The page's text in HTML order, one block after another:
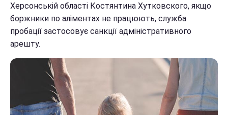
Херсонській області Костянтина Хутковского, якщо
боржники по аліментах не працюють, служба
пробації застосовує санкції адміністративного
арешту.